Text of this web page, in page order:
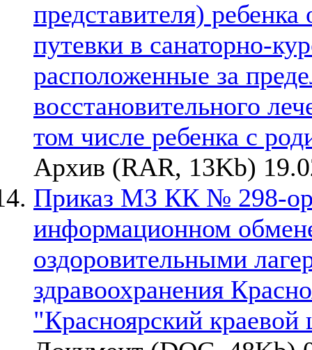
представителя)
путевки в санаторно-
расположенные за
восстановительного
том числе ребенка с
Архив (RAR, 13Kb)
Приказ МЗ КК № 298-
информационном
оздоровительными
здравоохранения
"Красноярский